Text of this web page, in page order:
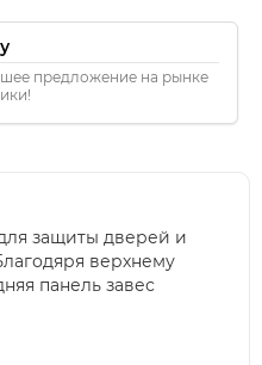
предложение на рынке
защиты дверей и
верхнему
панель завес